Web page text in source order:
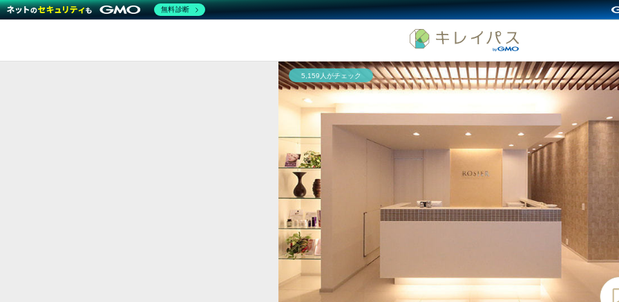
5,159人がチェック
無料診断